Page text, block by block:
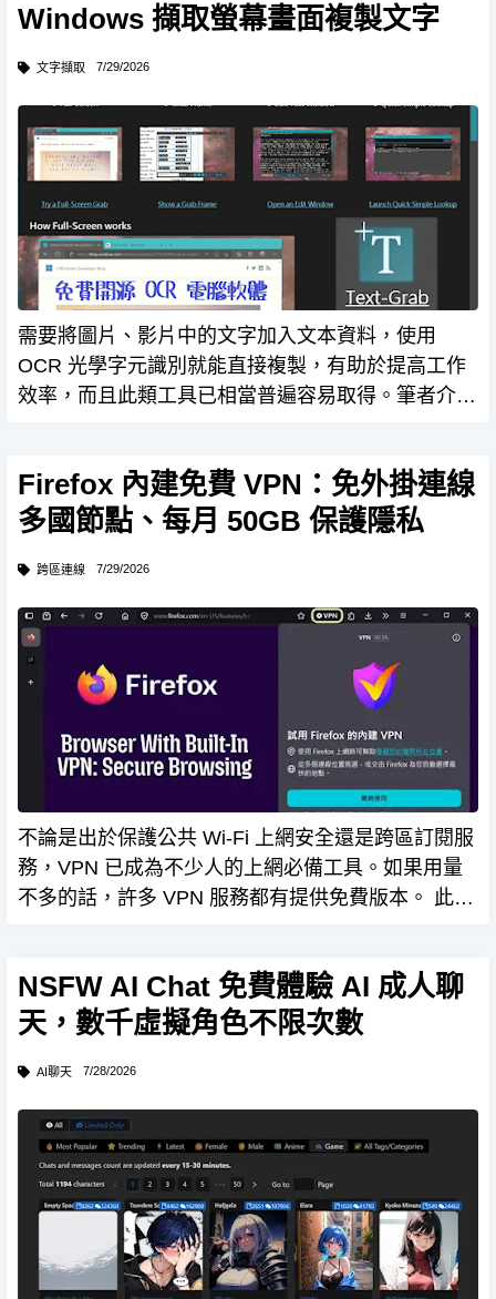
Windows 擷取螢幕畫面複製文字
文字擷取 7/29/2026
需要將圖片、影片中的文字加入文本資料，使用
OCR 光學字元識別就能直接複製，有助於提高工作
效率，而且此類工具已相當普遍容易取得。筆者介紹
Firefox 內建免費 VPN：免外掛連線
多國節點、每月 50GB 保護隱私
跨區連線 7/29/2026
不論是出於保護公共 Wi-Fi 上網安全還是跨區訂閱服
務，VPN 已成為不少人的上網必備工具。如果用量
不多的話，許多 VPN 服務都有提供免費版本。 此
NSFW AI Chat 免費體驗 AI 成人聊
天，數千虛擬角色不限次數
AI聊天 7/28/2026